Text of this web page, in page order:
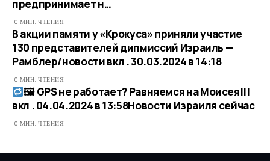
предпринимает н…
0 МИН. ЧТЕНИЯ
В акции памяти у «Крокуса» приняли участие
130 представителей дипмиссий Израиль —
Рамблер/новости вкл . 30.03.2024 в 14:18
0 МИН. ЧТЕНИЯ
🖼 GPS не работает? Равняемся на Моисея!!!
вкл . 04.04.2024 в 13:58​Новости Израиля сейчас
0 МИН. ЧТЕНИЯ